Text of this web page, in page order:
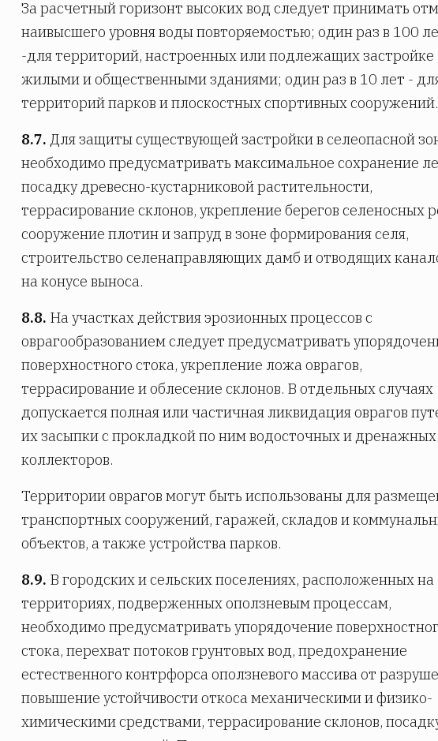
За расчетный горизонт высоких вод следует принимать
наивысшего уровня воды повторяемостью; один раз в 100
-для территорий, настроенных или подлежащих застройке
жилыми и общественными зданиями; один раз в 10 лет -
территорий парков и плоскостных спортивных сооружений.
8.7. Для защиты существующей застройки в селеопасной
необходимо предусматривать максимальное сохранение
посадку древесно-кустарниковой растительности,
террасирование склонов, укрепление берегов селеносных
сооружение плотин и запруд в зоне формирования селя,
строительство селенаправляющих дамб и отводящих
на конусе выноса.
8.8. На участках действия эрозионных процессов с
оврагообразованием следует предусматривать
поверхностного стока, укрепление ложа оврагов,
террасирование и облесение склонов. В отдельных случаях
допускается полная или частичная ликвидация оврагов
их засыпки с прокладкой по ним водосточных и дренажных
коллекторов.
Территории оврагов могут быть использованы для
транспортных сооружений, гаражей, складов и
объектов, а также устройства парков.
8.9. В городских и сельских поселениях, расположенных на
территориях, подверженных оползневым процессам,
необходимо предусматривать упорядочение
стока, перехват потоков грунтовых вод, предохранение
естественного контрфорса оползневого массива от
повышение устойчивости откоса механическими и физико-
химическими средствами, террасирование склонов,